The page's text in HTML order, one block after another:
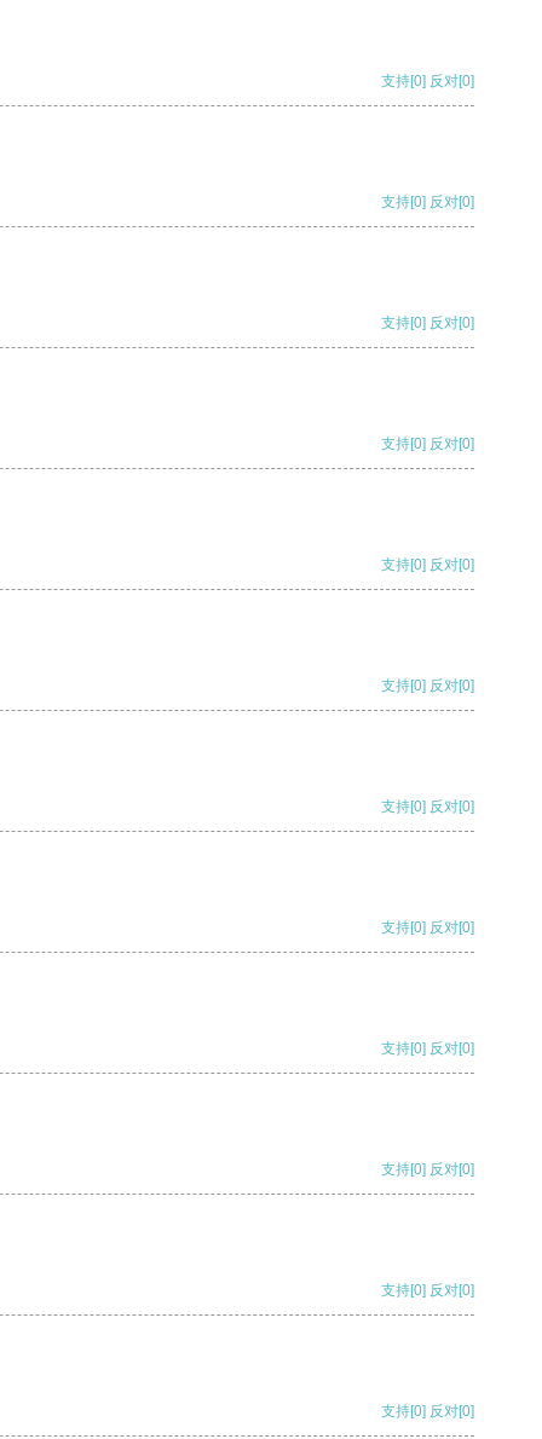
支持[0] 反对[0]
支持[0] 反对[0]
支持[0] 反对[0]
支持[0] 反对[0]
支持[0] 反对[0]
支持[0] 反对[0]
支持[0] 反对[0]
支持[0] 反对[0]
支持[0] 反对[0]
支持[0] 反对[0]
支持[0] 反对[0]
支持[0] 反对[0]